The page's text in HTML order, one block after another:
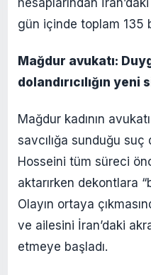
gün içinde toplam 135
Mağdur avukatı:
dolandırıcılığın yeni
Mağdur kadının
savcılığa sunduğu
Hosseini tüm süreci
aktarırken dekontlara
Olayın ortaya
ve ailesini İran’daki
etmeye başladı.